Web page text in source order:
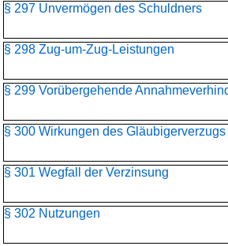
§ 297 Unvermögen des Schuldners
§ 298 Zug-um-Zug-Leistungen
§ 299 Vorübergehende
§ 300 Wirkungen des Gläubigerverzugs
§ 301 Wegfall der Verzinsung
§ 302 Nutzungen